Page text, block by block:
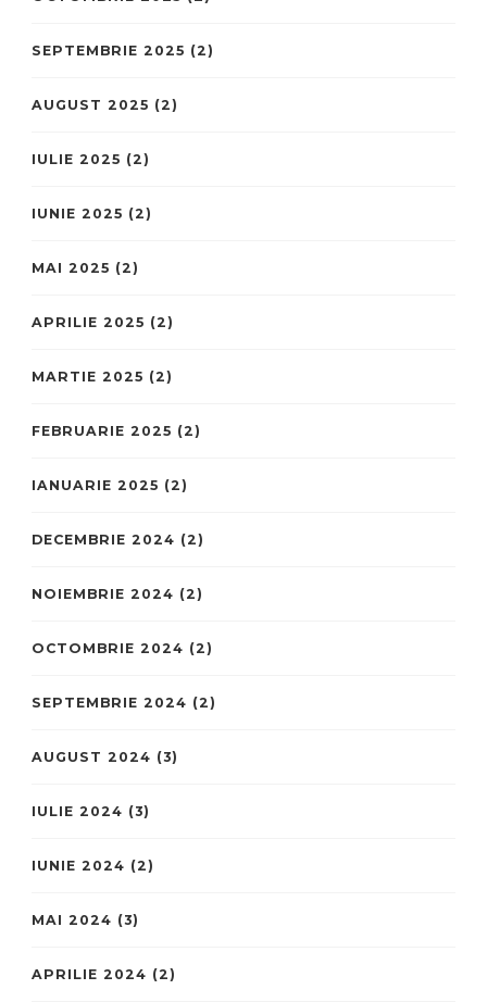
SEPTEMBRIE 2025 (2)
AUGUST 2025 (2)
IULIE 2025 (2)
IUNIE 2025 (2)
MAI 2025 (2)
APRILIE 2025 (2)
MARTIE 2025 (2)
FEBRUARIE 2025 (2)
IANUARIE 2025 (2)
DECEMBRIE 2024 (2)
NOIEMBRIE 2024 (2)
OCTOMBRIE 2024 (2)
SEPTEMBRIE 2024 (2)
AUGUST 2024 (3)
IULIE 2024 (3)
IUNIE 2024 (2)
MAI 2024 (3)
APRILIE 2024 (2)